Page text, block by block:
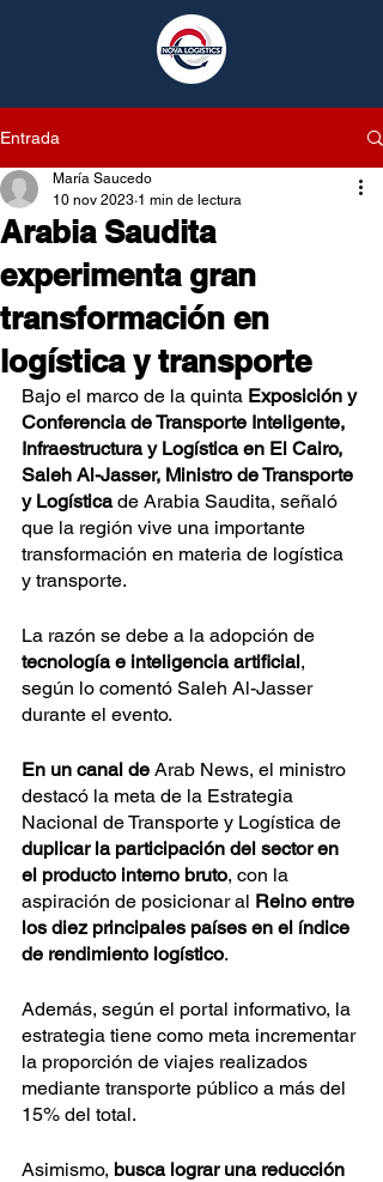
Entrada
Arabia Saudita
experimenta gran
transformación en
logística y transporte
María Saucedo
10 nov 2023 1 min de lectura
Bajo el marco de la quinta Exposición y
Conferencia de Transporte Inteligente,
Infraestructura y Logística en El Cairo,
Saleh Al-Jasser, Ministro de Transporte
y Logística de Arabia Saudita, señaló
que la región vive una importante
transformación en materia de logística
y transporte.
La razón se debe a la adopción de
tecnología e inteligencia artificial,
según lo comentó Saleh Al-Jasser
durante el evento.
En un canal de Arab News, el ministro
destacó la meta de la Estrategia
Nacional de Transporte y Logística de
duplicar la participación del sector en
el producto interno bruto, con la
aspiración de posicionar al Reino entre
los diez principales países en el índice
de rendimiento logístico.
Además, según el portal informativo, la
estrategia tiene como meta incrementar
la proporción de viajes realizados
mediante transporte público a más del
15% del total.
Asimismo, busca lograr una reducción